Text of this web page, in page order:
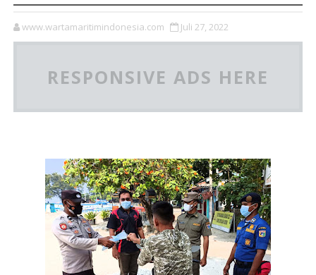
www.wartamaritimindonesia.com Juli 27, 2022
RESPONSIVE ADS HERE